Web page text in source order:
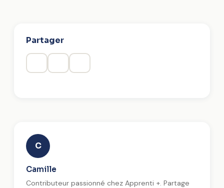
Partager
C
Camille
Contributeur passionné chez Apprenti +. Partage